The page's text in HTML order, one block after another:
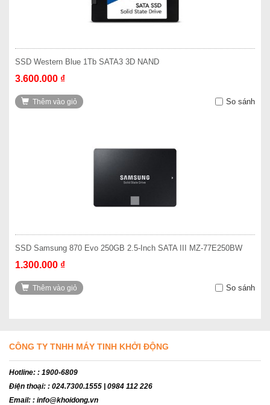
SSD Western Blue 1Tb SATA3 3D NAND
3.600.000 ₫
Thêm vào giỏ So sánh
SSD Samsung 870 Evo 250GB 2.5-Inch SATA III MZ-77E250BW
1.300.000 ₫
Thêm vào giỏ So sánh
CÔNG TY TNHH MÁY TINH KHỞI ĐỘNG
Hotline: : 1900-6809
Điện thoại: : 024.7300.1555 | 0984 112 226
Email: : info@khoidong.vn